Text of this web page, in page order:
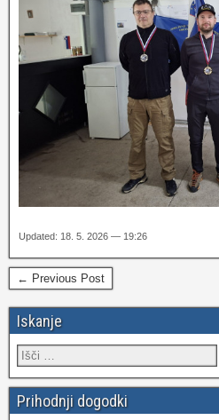
Updated: 18. 5. 2026 — 19:26
← Previous Post
Iskanje
Prihodnji dogodki